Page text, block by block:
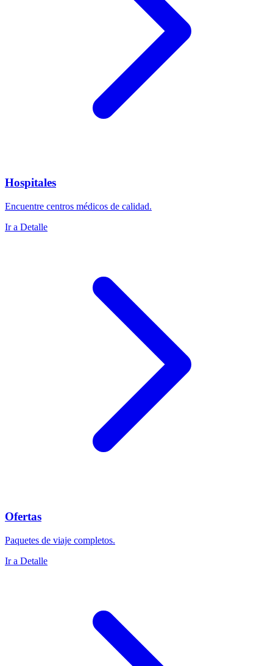
Hospitales
Encuentre centros médicos de calidad.
Ir a Detalle
Ofertas
Paquetes de viaje completos.
Ir a Detalle